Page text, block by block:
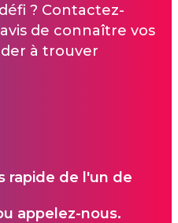
? Contactez-
de connaître vos
à trouver
rapide de l'un de
appelez-nous.